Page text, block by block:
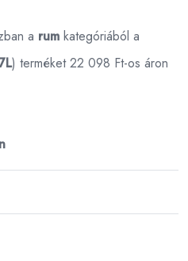
a rum kategóriából a
) terméket 22 098 Ft-os áron